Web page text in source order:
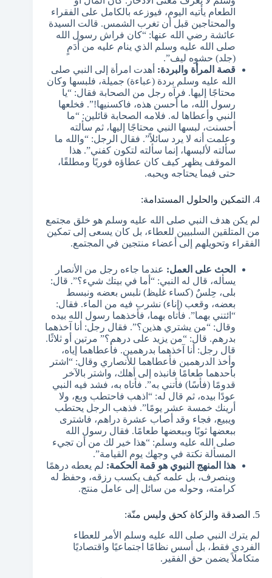
الطعام يأتيه اليوم، فيوزعه بالكامل على الفقراء
والمحتاجين قبل أن تغرب الشمس. قالت السيدة
عائشة رضي الله عنها: “كان فراش رسول الله
صلى الله عليه وسلم الذي ينام عليه من أَدَمٍ
(جلد) حشوه ليف”.
قصة المرأة والبردة: أهدت امرأة إلى النبي صلى
الله عليه وسلم بردة (عباءة) جميلة، فلبسها وكان
محتاجًا إليها. فرآه رجل من الصحابة فقال: “يا
رسول الله، ما أحسن هذه، فاكسنيها!”. فخلعها
النبي وأعطاها له. فلامه الصحابة قائلين: “ما
أحسنت، لبسها النبي محتاجًا إليها، ثم سألته
وعلمت أنه لا يرد سائلاً”. فقال الرجل: “والله ما
سألته لألبسها، إنما سألته لتكون كفني”. هذا
الموقف يظهر كيف كان عطاؤه فوريًا ومطلقًا،
حتى فيما يحتاجه ويحبه.
4. التمكين والحلول المستدامة:
لم يكن هدف النبي صلى الله عليه وسلم هو خلق مجتمع
من المتلقين السلبيين للعطاء، بل كان يسعى إلى تمكين
الفقراء وتحويلهم إلى أعضاء منتجين في المجتمع.
الحث على العمل: عندما جاءه رجل من الأنصار
يسأله، قال له النبي: “أما في بيتك شيء؟”. قال:
بلى، حِلسٌ (كساء غليظ) نلبس بعضه ونبسط
بعضه، وقعب (إناء) نشرب فيه من الماء. فقال:
“ائتني بهما”. فأتاه بهما، فأخذهما رسول الله بيده
وقال: “من يشتري هذين؟”. فقال رجل: أنا آخذهما
بدرهم. قال: “من يزيد على درهم؟” مرتين أو ثلاثًا.
قال رجل: أنا آخذهما بدرهمين. فأعطاهما إياه،
وأخذ الدرهمين فأعطاهما للأنصاري وقال: “اشتر
بأحدهما طعامًا فانبذه إلى أهلك، واشتر بالآخر
قدومًا (فأسًا) فأتني به”. فأتاه به، فشد فيه النبي
عودًا بيده، ثم قال له: “اذهب فاحتطب وبع، ولا
أرينك خمسة عشر يومًا”. فذهب الرجل يحتطب
ويبيع، فجاء وقد أصاب عشرة دراهم، فاشترى
ببعضها ثوبًا وببعضها طعامًا. فقال رسول الله
صلى الله عليه وسلم: “هذا خير لك من أن تجيء
المسألة نكتة في وجهك يوم القيامة”.
هذا المنهج النبوي هو قمة الحكمة: لم يعطه درهمًا
وينصرف، بل علمه كيف يكسب رزقه، وحفظ له
كرامته، وحوله من سائل إلى عامل منتج.
5. الصدقة والزكاة كحق وليس منّة:
لم يترك النبي صلى الله عليه وسلم الأمر للعطاء
الفردي فقط، بل أسس نظامًا اجتماعيًا واقتصاديًا
متكاملاً يضمن حق الفقير.